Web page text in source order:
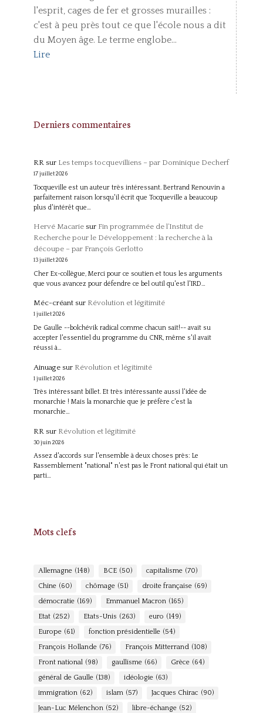
l'esprit, cages de fer et grosses murailles :
c'est à peu près tout ce que l'école nous a dit
du Moyen âge. Le terme englobe...
Lire
Derniers commentaires
RRsur Les temps tocquevilliens – par Dominique Decherf
17 juillet 2026
Tocqueville est un auteur très intéressant. Bertrand Renouvin a
parfaitement raison lorsqu'il écrit que Tocqueville a beaucoup
plus d'intérêt que…
Hervé Macariesur Fin programmée de l’Institut de
Recherche pour le Développement : la recherche à la
découpe – par François Gerlotto
13 juillet 2026
Cher Ex-collègue, Merci pour ce soutien et tous les arguments
que vous avancez pour défendre ce bel outil qu'est l'IRD…
Méc-créantsur Révolution et légitimité
1 juillet 2026
De Gaulle --bolchévik radical comme chacun sait!-- avait su
accepter l'essentiel du programme du CNR, même s'il avait
réussi à…
Ainuagesur Révolution et légitimité
1 juillet 2026
Très intéressant billet. Et très intéressante aussi l'idée de
monarchie ! Mais la monarchie que je préfère c'est la
monarchie…
RR sur Révolution et légitimité
30 juin 2026
Assez d'accords sur l'ensemble à deux choses près: Le
Rassemblement "national" n'est pas le Front national qui était un
parti…
Mots clefs
Allemagne (148) BCE (50) capitalisme (70)
Chine (60) chômage (51) droite française (69)
démocratie (169) Emmanuel Macron (165)
Etat (252) Etats-Unis (263) euro (149)
Europe (61) fonction présidentielle (54)
François Hollande (76) François Mitterrand (108)
Front national (98) gaullisme (66) Grèce (64)
général de Gaulle (138) idéologie (63)
immigration (62) islam (57) Jacques Chirac (90)
Jean-Luc Mélenchon (52) libre-échange (52)